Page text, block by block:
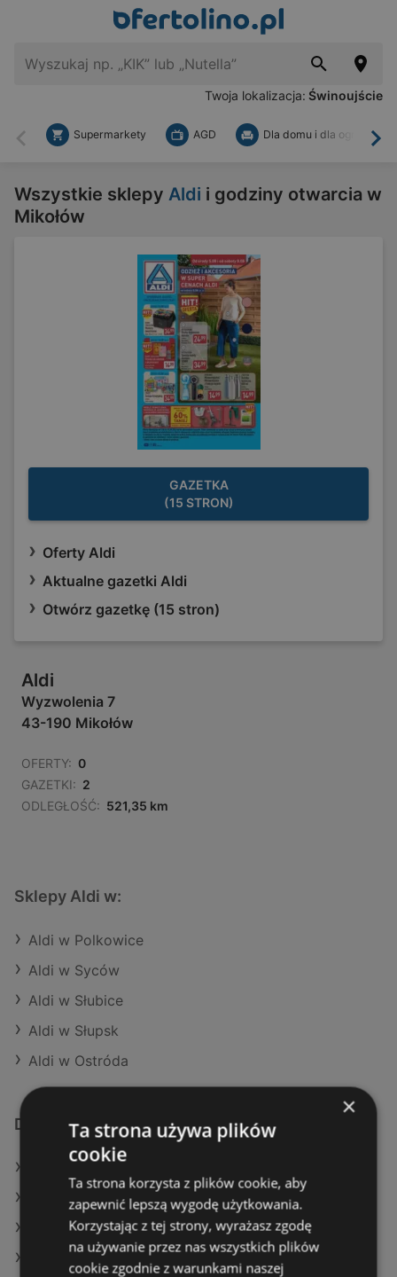
Twoja lokalizacja: Świnoujście
Wstecz
Supermarkety AGD Dla domu i dla ogrodu
Wszystkie sklepy Aldi i godziny otwarcia w
Mikołów
GAZETKA
(15 STRON)
Oferty Aldi
Aktualne gazetki Aldi
Otwórz gazetkę (15 stron)
Aldi
Wyzwolenia 7
43-190 Mikołów
OFERTY: 0
GAZETKI: 2
ODLEGŁOŚĆ: 521,35 km
Sklepy Aldi w:
Aldi w Polkowice
Aldi w Syców
Aldi w Słubice
Aldi w Słupsk
Aldi w Ostróda
Dodatkowe łącza
Oferty POLOmarket
Oferty Selgros
Aktualne gazetki E.Leclerc
×
Ta strona używa plików
cookie
Ta strona korzysta z plików cookie, aby
zapewnić lepszą wygodę użytkowania.
Korzystając z tej strony, wyrażasz zgodę
na używanie przez nas wszystkich plików
cookie zgodnie z warunkami naszej